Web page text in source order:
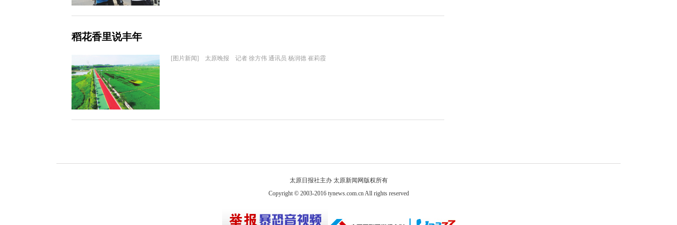
稻花香里说丰年
[图片新闻] 太原晚报 记者 徐方伟 通讯员 杨润德 崔莉霞
太原日报社主办 太原新闻网版权所有
Copyright © 2003-2016 tynews.com.cn All rights reserved